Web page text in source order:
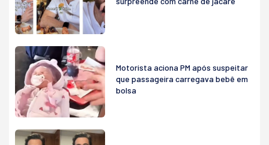
Motorista aciona PM após suspeitar
que passageira carregava bebê em
bolsa